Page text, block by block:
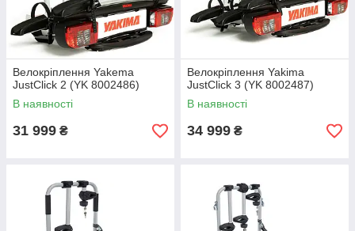
Велокріплення Yakema
JustClick 2 (YK 8002486)
В наявності
31 999 ₴
Велокріплення Yakima
JustClick 3 (YK 8002487)
В наявності
34 999 ₴